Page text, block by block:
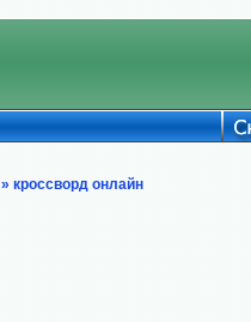
» кроссворд онлайн